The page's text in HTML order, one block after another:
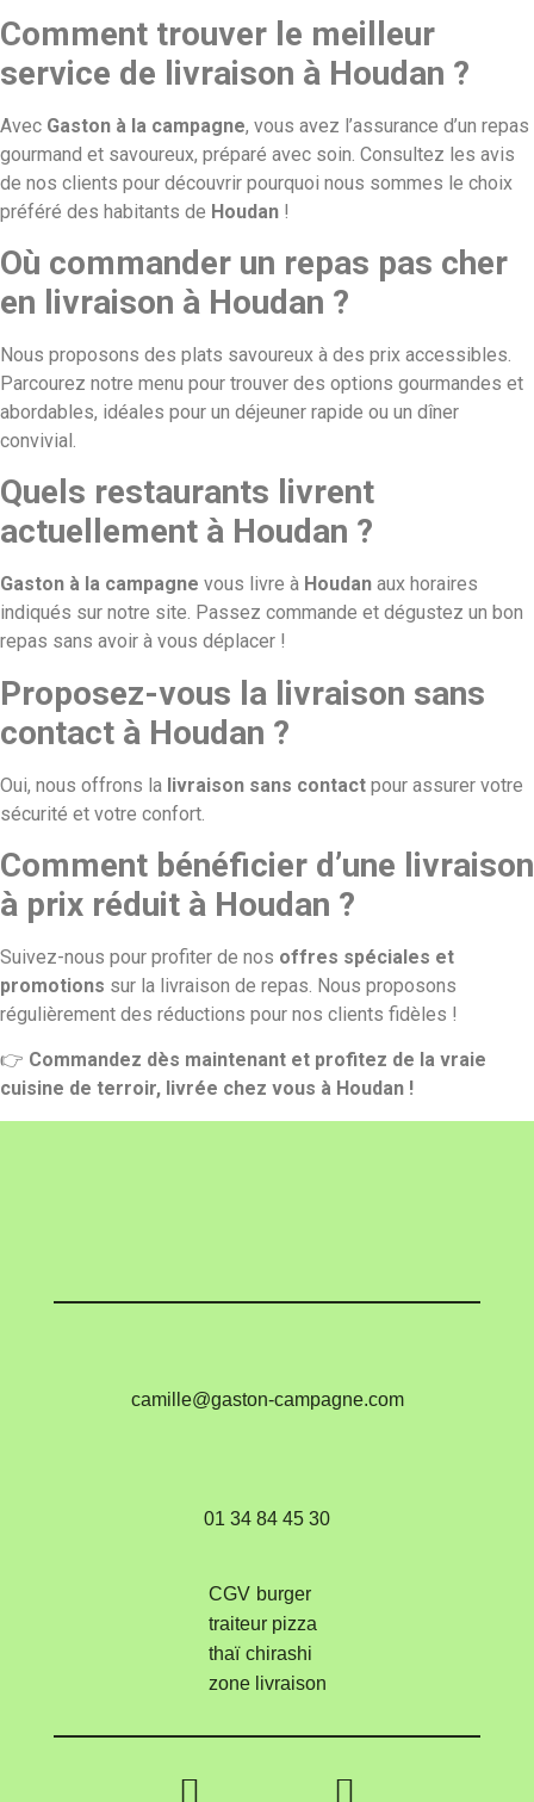
Comment trouver le meilleur
service de livraison à Houdan ?
Avec Gaston à la campagne, vous avez l’assurance d’un repas
gourmand et savoureux, préparé avec soin. Consultez les avis
de nos clients pour découvrir pourquoi nous sommes le choix
préféré des habitants de Houdan !
Où commander un repas pas cher
en livraison à Houdan ?
Nous proposons des plats savoureux à des prix accessibles.
Parcourez notre menu pour trouver des options gourmandes et
abordables, idéales pour un déjeuner rapide ou un dîner
convivial.
Quels restaurants livrent
actuellement à Houdan ?
Gaston à la campagne vous livre à Houdan aux horaires
indiqués sur notre site. Passez commande et dégustez un bon
repas sans avoir à vous déplacer !
Proposez-vous la livraison sans
contact à Houdan ?
Oui, nous offrons la livraison sans contact pour assurer votre
sécurité et votre confort.
Comment bénéficier d’une livraison
à prix réduit à Houdan ?
Suivez-nous pour profiter de nos offres spéciales et
promotions sur la livraison de repas. Nous proposons
régulièrement des réductions pour nos clients fidèles !
👉 Commandez dès maintenant et profitez de la vraie
cuisine de terroir, livrée chez vous à Houdan !
camille@gaston-campagne.com
01 34 84 45 30
CGV burger
traiteur pizza
thaï chirashi
zone livraison